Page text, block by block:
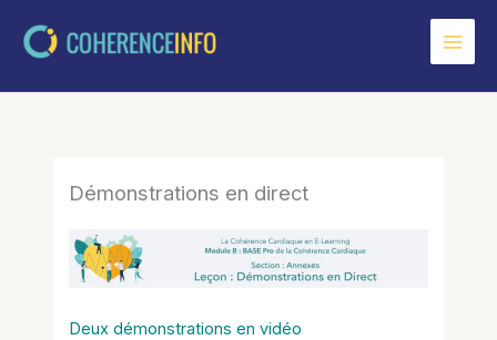
Démonstrations en direct
Deux démonstrations en vidéo